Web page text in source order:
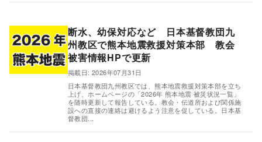
,
断水、幼保対応など 日本基督教団九
州教区で熊本地震救援対策本部 教会
被害情報HPで更新
掲載日: 2026年07月31日
日本基督教団九州教区では、熊本地震救援対策本部を立ち
上げ、ホームページの「2026年 熊本地震 被災状況一覧」
を随時更新して報告している。教会・伝道所および関係施
設への直接の連絡は避けるよう注意を促している。日本基
督教団...